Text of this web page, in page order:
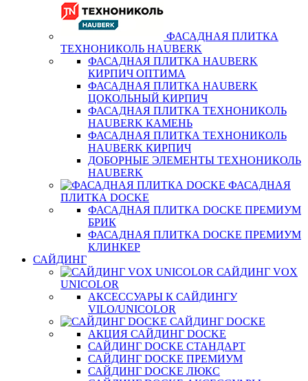
ФАСАДНАЯ ПЛИТКА
ТЕХНОНИКОЛЬ HAUBERK
ФАСАДНАЯ ПЛИТКА HAUBERK
КИРПИЧ ОПТИМА
ФАСАДНАЯ ПЛИТКА HAUBERK
ЦОКОЛЬНЫЙ КИРПИЧ
ФАСАДНАЯ ПЛИТКА ТЕХНОНИКОЛЬ
HAUBERK КАМЕНЬ
ФАСАДНАЯ ПЛИТКА ТЕХНОНИКОЛЬ
HAUBERK КИРПИЧ
ДОБОРНЫЕ ЭЛЕМЕНТЫ ТЕХНОНИКОЛЬ
HAUBERK
ФАСАДНАЯ
ПЛИТКА DOCKE
ФАСАДНАЯ ПЛИТКА DOCKE ПРЕМИУМ
БРИК
ФАСАДНАЯ ПЛИТКА DOCKE ПРЕМИУМ
КЛИНКЕР
САЙДИНГ
САЙДИНГ VOX
UNICOLOR
АКСЕССУАРЫ К САЙДИНГУ
VILO/UNICOLOR
САЙДИНГ DOCKE
АКЦИЯ САЙДИНГ DOCKE
САЙДИНГ DOCKE СТАНДАРТ
САЙДИНГ DOCKE ПРЕМИУМ
САЙДИНГ DOCKE ЛЮКС